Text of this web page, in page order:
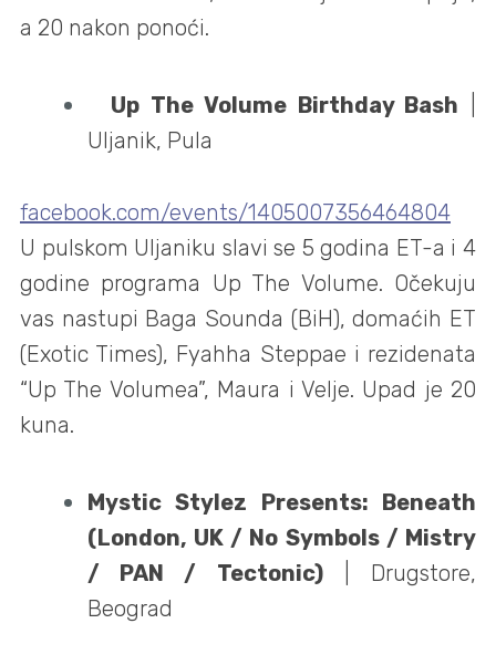
a 20 nakon ponoći.
Up The Volume Birthday Bash
Uljanik, Pula
facebook.com/events/1405007356464804
U pulskom Uljaniku slavi se 5 godina ET-a i 4
godine programa Up The Volume. Očekuju
vas nastupi Baga Sounda (BiH), domaćih ET
(Exotic Times), Fyahha Steppae i rezidenata
“Up The Volumea”, Maura i Velje. Upad je 20
kuna.
Mystic Stylez Presents: Beneath
(London, UK / No Symbols / Mistry
/ PAN / Tectonic)| Drugstore,
Beograd